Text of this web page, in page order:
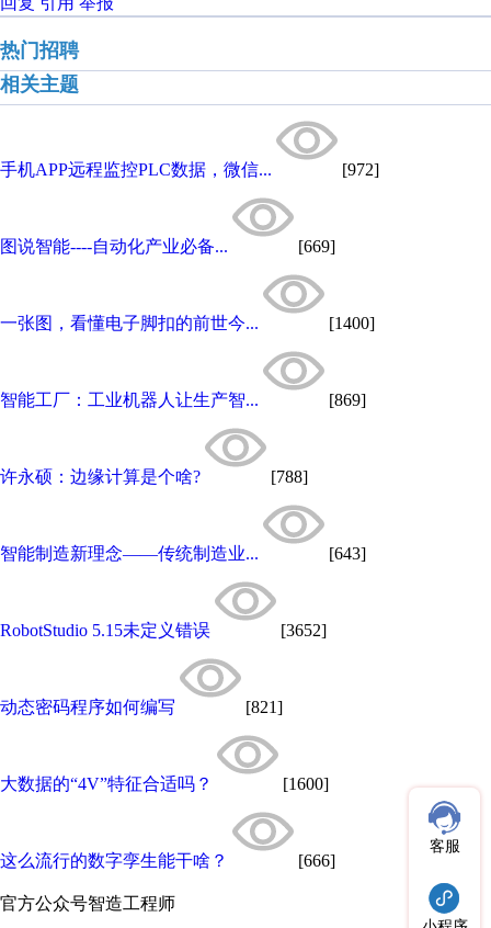
热门招聘
相关主题
手机APP远程监控PLC数据，微信... [972]
图说智能----自动化产业必备... [669]
一张图，看懂电子脚扣的前世今... [1400]
智能工厂：工业机器人让生产智... [869]
许永硕：边缘计算是个啥? [788]
智能制造新理念——传统制造业... [643]
RobotStudio 5.15未定义错误 [3652]
动态密码程序如何编写 [821]
大数据的“4V”特征合适吗？ [1600]
这么流行的数字孪生能干啥？ [666]
官方公众号智造工程师
客服